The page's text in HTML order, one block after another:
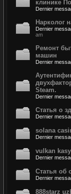
клинике
Dernier
Нарколог
Dernier
am
Ремонт
машин
Dernier
Steam.
Dernier
Статья о
Dernier
solana
Dernier
vulkan
Dernier
Статья об
Dernier
888starz